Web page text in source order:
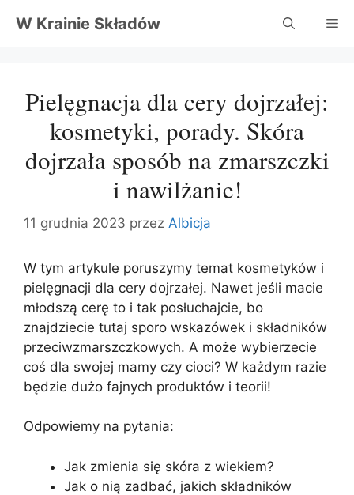
W Krainie Składów
Pielęgnacja dla cery dojrzałej:
kosmetyki, porady. Skóra
dojrzała sposób na zmarszczki
i nawilżanie!
11 grudnia 2023 przez Albicja
W tym artykule poruszymy temat kosmetyków i
pielęgnacji dla cery dojrzałej. Nawet jeśli macie
młodszą cerę to i tak posłuchajcie, bo
znajdziecie tutaj sporo wskazówek i składników
przeciwzmarszczkowych. A może wybierzecie
coś dla swojej mamy czy cioci? W każdym razie
będzie dużo fajnych produktów i teorii!
Odpowiemy na pytania:
Jak zmienia się skóra z wiekiem?
Jak o nią zadbać, jakich składników